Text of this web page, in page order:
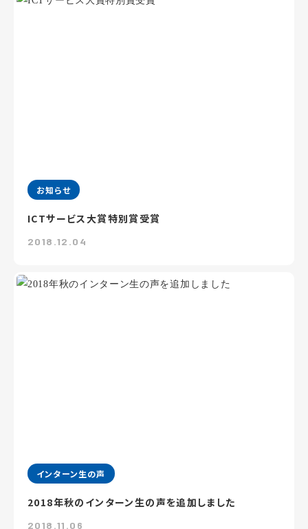
お知らせ
ICTサービス大賞特別賞受賞
2018.12.04
インターン生の声
2018年秋のインターン生の声を追加しました
2018.11.06